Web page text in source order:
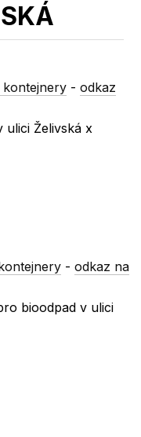
kontejnery -odkaz
ulici Želivská x
-odkaz na
bioodpad v ulici